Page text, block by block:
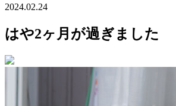
2024.02.24
はや2ヶ月が過ぎました